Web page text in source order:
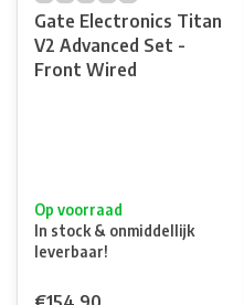
Gate Electronics Titan
V2 Advanced Set -
Front Wired
Op voorraad
In stock & onmiddellijk
leverbaar!